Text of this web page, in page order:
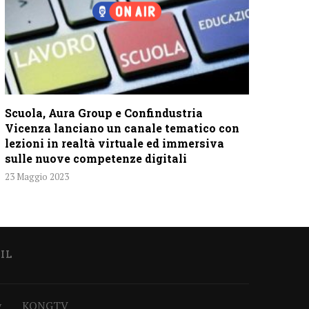
Scuola, Aura Group e Confindustria
Vicenza lanciano un canale tematico con
lezioni in realtà virtuale ed immersiva
sulle nuove competenze digitali
23 Maggio 2023
KONGTV